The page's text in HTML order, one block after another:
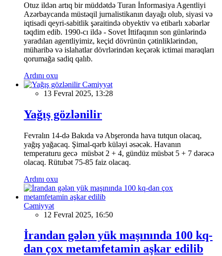
Otuz ildən artıq bir müddətdə Turan İnformasiya Agentliyi
Azərbaycanda müstəqil jurnalistikanın dayağı olub, siyasi və
iqtisadi qeyri-sabitlik şəraitində obyektiv və etibarlı xəbərlər
təqdim edib. 1990-cı ildə - Sovet İttifaqının son günlərində
yaradılan agentliyimiz, keçid dövrünün çətinliklərindən,
müharibə və islahatlar dövrlərindən keçərək ictimai maraqları
qorumağa sadiq qalıb.
Ardını oxu
Cəmiyyət
13 Fevral 2025, 13:28
Yağış gözlənilir
Fevralın 14-də Bakıda və Abşeronda hava tutqun olacaq,
yağış yağacaq. Şimal-qərb küləyi əsəcək. Havanın
temperaturu gecə müsbət 2 + 4, gündüz müsbət 5 + 7 dərəcə
olacaq. Rütubət 75-85 faiz olacaq.
Ardını oxu
Cəmiyyət
12 Fevral 2025, 16:50
İrandan gələn yük maşınında 100 kq-
dan çox metamfetamin aşkar edilib